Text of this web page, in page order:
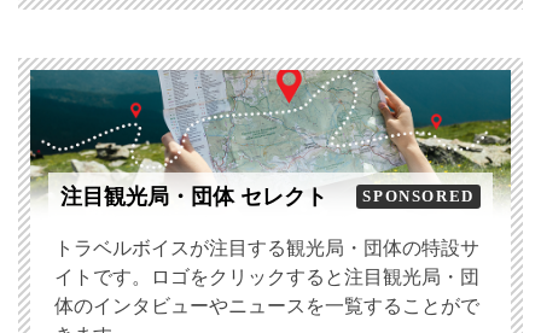
注目観光局・団体 セレクト SPONSORED
トラベルボイスが注目する観光局・団体の特設サ
イトです。ロゴをクリックすると注目観光局・団
体のインタビューやニュースを一覧することがで